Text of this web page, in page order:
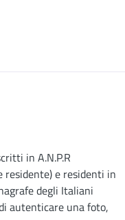
in A.N.P.R
residente) e residenti in
degli Italiani
autenticare una foto,